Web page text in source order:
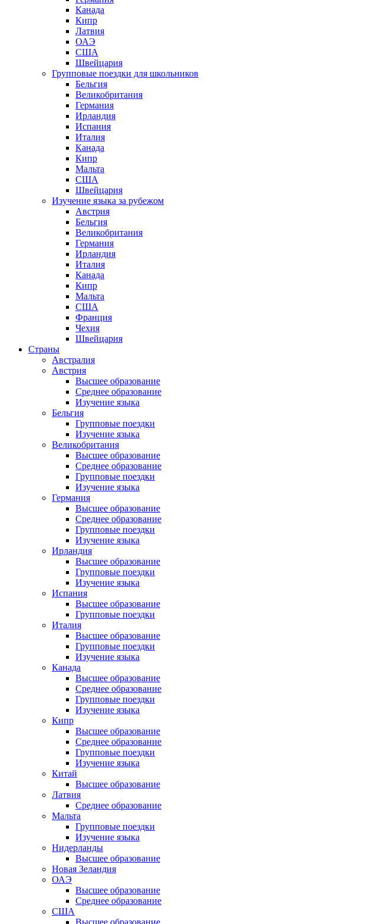
Канада
Кипр
Латвия
ОАЭ
США
Швейцария
Групповые поездки для школьников
Бельгия
Великобритания
Германия
Ирландия
Испания
Италия
Канада
Кипр
Мальта
США
Швейцария
Изучение языка за рубежом
Австрия
Бельгия
Великобритания
Германия
Ирландия
Италия
Канада
Кипр
Мальта
США
Франция
Чехия
Швейцария
Страны
Австралия
Австрия
Высшее образование
Среднее образование
Изучение языка
Бельгия
Групповые поездки
Изучение языка
Великобритания
Высшее образование
Среднее образование
Групповые поездки
Изучение языка
Германия
Высшее образование
Среднее образование
Групповые поездки
Изучение языка
Ирландия
Высшее образование
Групповые поездки
Изучение языка
Испания
Высшее образование
Групповые поездки
Италия
Высшее образование
Групповые поездки
Изучение языка
Канада
Высшее образование
Среднее образование
Групповые поездки
Изучение языка
Кипр
Высшее образование
Среднее образование
Групповые поездки
Изучение языка
Китай
Высшее образование
Латвия
Среднее образование
Мальта
Групповые поездки
Изучение языка
Нидерланды
Высшее образование
Новая Зеландия
ОАЭ
Высшее образование
Среднее образование
США
Высшее образование